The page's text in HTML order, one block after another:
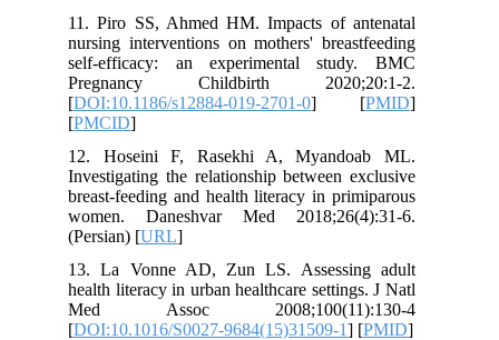
11. Piro SS, Ahmed HM. Impacts of antenatal
nursing interventions on mothers' breastfeeding
self-efficacy: an experimental study. BMC
Pregnancy Childbirth 2020;20:1-2.
[DOI:10.1186/s12884-019-2701-0 ] [PMID
[PMCID
12. Hoseini F, Rasekhi A, Myandoab ML.
Investigating the relationship between exclusive
breast-feeding and health literacy in primiparous
women. Daneshvar Med 2018;26(4):31-6.
(Persian) [URL
13. La Vonne AD, Zun LS. Assessing adult
health literacy in urban healthcare settings. J Natl
Med Assoc 2008;100(11):130-4
[DOI:10.1016/S0027-9684(15)31509-1] [PMID